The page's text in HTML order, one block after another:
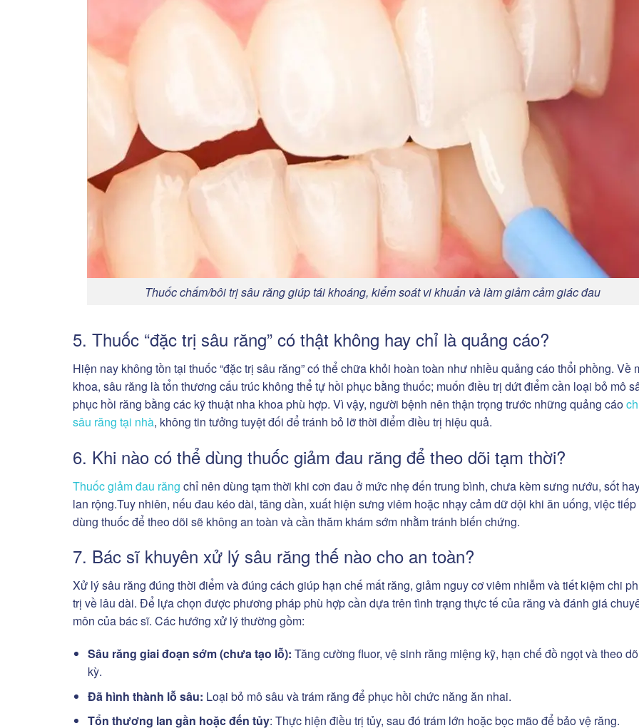
Thuốc chấm/bôi trị sâu răng giúp tái khoáng, kiểm soát vi khuẩn và làm giảm cảm giác đau
5. Thuốc “đặc trị sâu răng” có thật không hay chỉ là quảng cáo?
Hiện nay không tồn tại thuốc “đặc trị sâu răng” có thể chữa khỏi hoàn toàn như nhiều quảng cáo thổi phồng. Về
khoa, sâu răng là tổn thương cấu trúc không thể tự hồi phục bằng thuốc; muốn điều trị dứt điểm cần loại bỏ mô
phục hồi răng bằng các kỹ thuật nha khoa phù hợp. Vì vậy, người bệnh nên thận trọng trước những quảng cáo
sâu răng tại nhà, không tin tưởng tuyệt đối để tránh bỏ lỡ thời điểm điều trị hiệu quả.
6. Khi nào có thể dùng thuốc giảm đau răng để theo dõi tạm thời?
Thuốc giảm đau răng chỉ nên dùng tạm thời khi cơn đau ở mức nhẹ đến trung bình, chưa kèm sưng nướu, sốt
lan rộng.Tuy nhiên, nếu đau kéo dài, tăng dần, xuất hiện sưng viêm hoặc nhạy cảm dữ dội khi ăn uống, việc tiếp
dùng thuốc để theo dõi sẽ không an toàn và cần thăm khám sớm nhằm tránh biến chứng.
7. Bác sĩ khuyên xử lý sâu răng thế nào cho an toàn?
Xử lý sâu răng đúng thời điểm và đúng cách giúp hạn chế mất răng, giảm nguy cơ viêm nhiễm và tiết kiệm chi
trị về lâu dài. Để lựa chọn được phương pháp phù hợp cần dựa trên tình trạng thực tế của răng và đánh giá
môn của bác sĩ. Các hướng xử lý thường gồm:
Sâu răng giai đoạn sớm (chưa tạo lỗ): Tăng cường fluor, vệ sinh răng miệng kỹ, hạn chế đồ ngọt và theo
kỳ.
Đã hình thành lỗ sâu: Loại bỏ mô sâu và trám răng để phục hồi chức năng ăn nhai.
Tổn thương lan gần hoặc đến tủy: Thực hiện điều trị tủy, sau đó trám lớn hoặc bọc mão để bảo vệ răng.